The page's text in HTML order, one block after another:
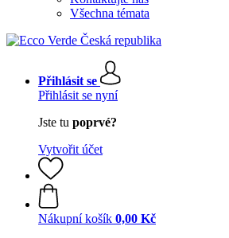
Všechna témata
Přihlásit se
Přihlásit se nyní
Jste tu poprvé?
Vytvořit účet
Nákupní košík 0,00 Kč